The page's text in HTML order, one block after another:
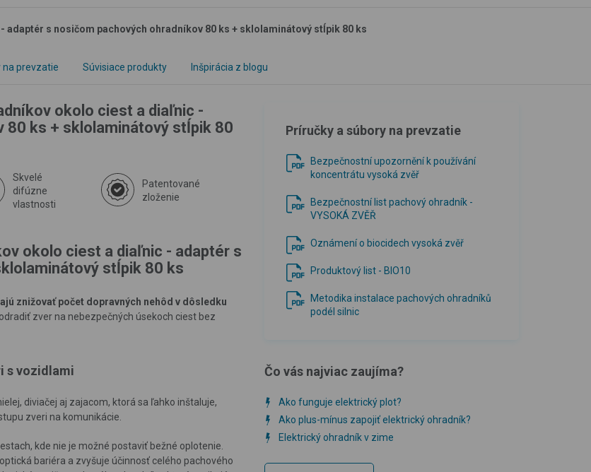
s nosičom pachových ohradníkov 80 ks + sklolaminátový stĺpik 80 ks
na prevzatie Súvisiace produkty Inšpirácia z blogu
okolo ciest a diaľnic -
80 ks + sklolaminátový stĺpik 80
Skvelé
difúzne
vlastnosti
Patentované
zloženie
okolo ciest a diaľnic - adaptér s
stĺpik 80 ks
znižovať počet dopravných nehôd v dôsledku
zver na nebezpečných úsekoch ciest bez
s vozidlami
diviačej aj zajacom, ktorá sa ľahko inštaluje,
zveri na komunikácie.
kde nie je možné postaviť bežné oplotenie.
bariéra a zvyšuje účinnosť celého pachového
Príručky a súbory na prevzatie
Bezpečnostní upozornění k používání
koncentrátu vysoká zvěř
Bezpečnostní list pachový ohradník -
VYSOKÁ ZVĚŘ
Oznámení o biocidech vysoká zvěř
Produktový list - BIO10
Metodika instalace pachových ohradníků
podél silnic
Čo vás najviac zaujíma?
Ako funguje elektrický plot?
Ako plus-mínus zapojiť elektrický ohradník?
Elektrický ohradník v zime